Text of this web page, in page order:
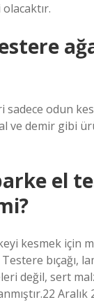
odun
ve demir gibi
el
kesmek için
Testere bıçağı,
değil, sert
Aralık